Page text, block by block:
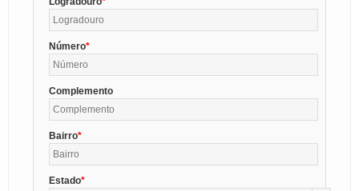
Número
Complemento
Bairro
Estado